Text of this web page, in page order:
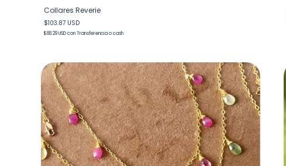
Collares Reverie
$103.87 USD
$88.29 USDconTransferencia o cash